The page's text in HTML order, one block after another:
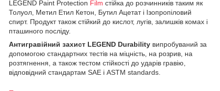
LEGEND Paint Protection Film стійка до розчинників таким як
Толуол, Метил Етил Кетон, Бутил Ацетат і Ізопропіловий
спирт. Продукт також стійкий до кислот, лугів, залишків комах і
пташиного посліду.
Антигравійний захист LEGEND Durability випробуваний за
допомогою стандартних тестів на міцність, на розрив, на
розтягнення, а також тестом стійкості до ударів гравію,
відповідний стандартам SAE і ASTM standards.